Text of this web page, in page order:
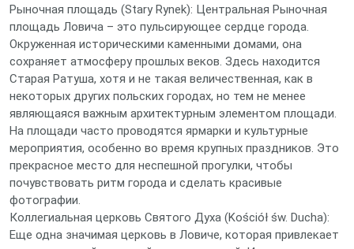
Рыночная площадь (Stary Rynek): Центральная Рыночная
площадь Ловича – это пульсирующее сердце города.
Окруженная историческими каменными домами, она
сохраняет атмосферу прошлых веков. Здесь находится
Старая Ратуша, хотя и не такая величественная, как в
некоторых других польских городах, но тем не менее
являющаяся важным архитектурным элементом площади.
На площади часто проводятся ярмарки и культурные
мероприятия, особенно во время крупных праздников. Это
прекрасное место для неспешной прогулки, чтобы
почувствовать ритм города и сделать красивые
фотографии.
Коллегиальная церковь Святого Духа (Kościół św. Ducha):
Еще одна значимая церковь в Ловиче, которая привлекает